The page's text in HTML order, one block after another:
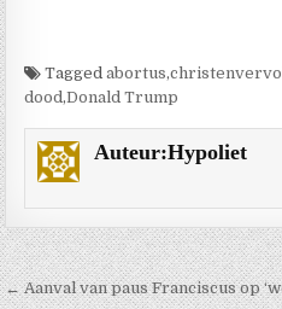
Taggedabortus,
dood,Donald Trump
Auteur:Hypoliet
Berichtnavigatie
← Aanval van paus Franciscus op